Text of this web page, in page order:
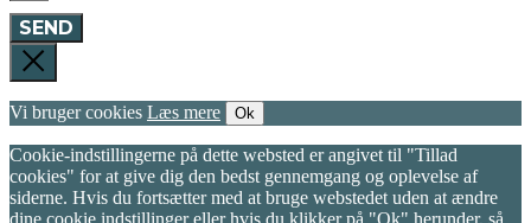
SEND
Vi bruger cookies Læs mere Ok
Cookie-indstillingerne på dette websted er angivet til "Tillad
cookies" for at give dig den bedst gennemgang og oplevelse af
siderne. Hvis du fortsætter med at bruge webstedet uden at ændre
dine cookie indstillinger eller hvis du klikker på "Ok" herunder, så